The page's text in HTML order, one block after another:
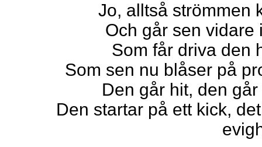
Jo, alltså strömmen
Och går sen vidare
Som får driva den
Som sen nu blåser på
Den går hit, den
Den startar på ett kick,